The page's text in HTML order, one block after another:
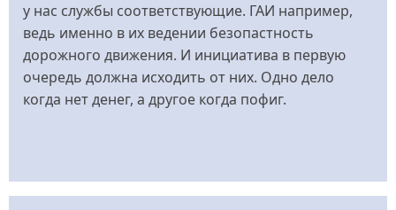
у нас службы соответствующие. ГАИ например,
ведь именно в их ведении безопастность
дорожного движения. И инициатива в первую
очередь должна исходить от них. Одно дело
когда нет денег, а другое когда пофиг.